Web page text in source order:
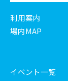
利用案内
場内MAP
イベント一覧